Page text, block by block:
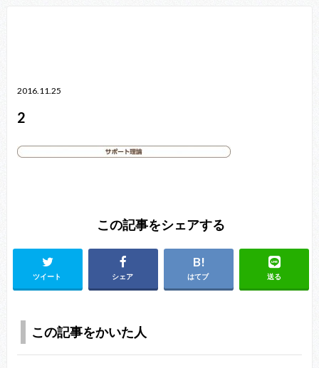
2016.11.25
2
この記事をシェアする
ツイート シェア はてブ 送る
この記事をかいた人